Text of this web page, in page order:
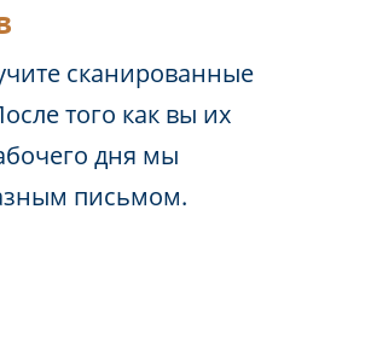
сканированные
того как вы их
дня мы
письмом.